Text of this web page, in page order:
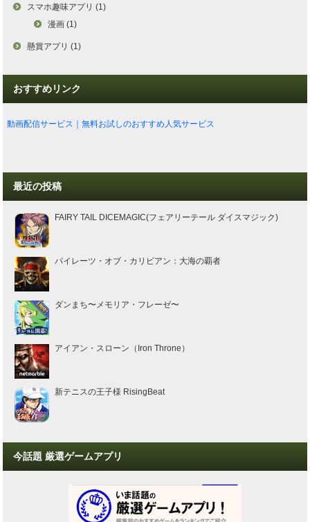
スマホ趣味アプリ (1)
漫画 (1)
懸賞アプリ (1)
おすすめリンク
動画配信サービス｜無料お試しのおすすめ人気サービス
最近の投稿
FAIRY TAIL DICEMAGIC(フェアリーテール ダイスマジック)
パイレーツ・オブ・カリビアン：大海の覇者
ダンまち〜メモリア・フレーゼ〜
アイアン・スローン（Iron Throne）
新テニスの王子様 RisingBeat
今話題 厳選ゲームアプリ